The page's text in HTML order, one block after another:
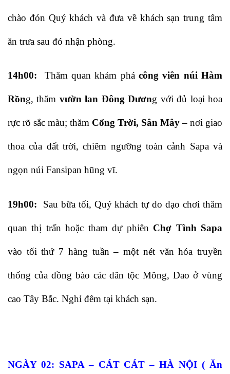
chào đón Quý khách và đưa về khách sạn trung tâm
ăn trưa sau đó nhận phòng.
14h00: Thăm quan khám phá công viên núi Hàm
Rồng, thăm vườn lan Đông Dương với đủ loại hoa
rực rõ sắc màu; thăm Cổng Trời, Sân Mây– nơi giao
thoa của đất trời, chiêm ngưỡng toàn cảnh Sapa và
ngọn núi Fansipan hũng vĩ.
19h00: Sau bữa tối, Quý khách tự do dạo chơi thăm
quan thị trấn hoặc tham dự phiên Chợ Tình Sapa
vào tối thứ 7 hàng tuần – một nét văn hóa truyền
thống của đồng bào các dân tộc Mông, Dao ở vùng
cao Tây Bắc. Nghỉ đêm tại khách sạn.
NGÀY 02: SAPA – CÁT CÁT – HÀ NỘI ( Ăn